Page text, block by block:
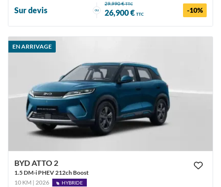
Sur devis ou
29,990 €TTC
26,900 € TTC -10%
EN ARRIVAGE
BYD ATTO 2
1.5 DM-i PHEV 212ch Boost
10 KM | 2026
HYBRIDE